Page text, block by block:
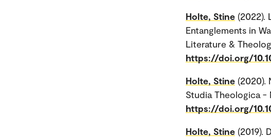
Holte, Stine (2022).
Entanglements in
Literature &
https://doi.org/
Holte, Stine (2020).
Studia Theologica -
https://doi.org/
Holte, Stine (2019).